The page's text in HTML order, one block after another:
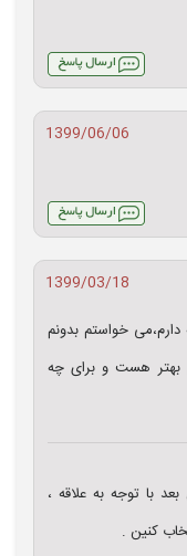
1399/06/06
1399/03/18
خواستم بدونم
بهتر هست و برای چه
با توجه به علاقه ،
کنین .